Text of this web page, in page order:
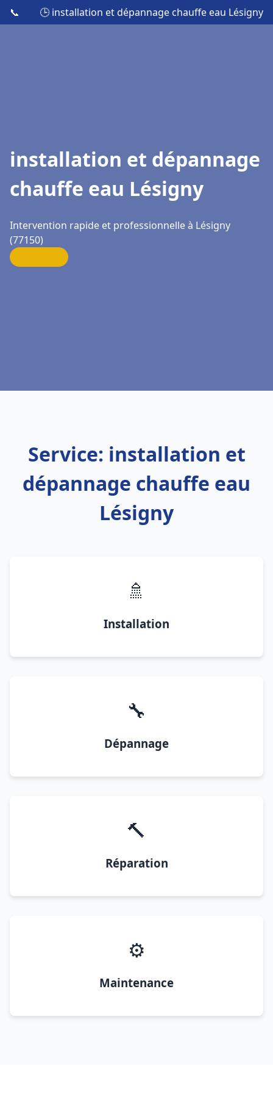
📞 🕒 installation et dépannage chauffe eau Lésigny
installation et dépannage
chauffe eau Lésigny
Intervention rapide et professionnelle à Lésigny
(77150)
Service: installation et
dépannage chauffe eau
Lésigny
🚿
Installation
🔧
Dépannage
🔨
Réparation
⚙️
Maintenance